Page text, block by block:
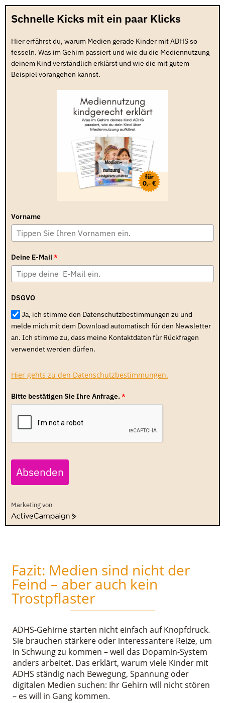
Schnelle Kicks mit ein paar Klicks
Hier erfährst du, warum Medien gerade Kinder mit ADHS so
fesseln. Was im Gehirn passiert und wie du die Mediennutzung
deinem Kind verständlich erklärst und wie die mit gutem
Beispiel vorangehen kannst.
Vorname
Deine E-Mail*
DSGVO
Ja, ich stimme den Datenschutzbestimmungen zu und
melde mich mit dem Download automatisch für den Newsletter
an. Ich stimme zu, dass meine Kontaktdaten für Rückfragen
verwendet werden dürfen.
Hier gehts zu den Datenschutzbestimmungen.
Bitte bestätigen Sie Ihre Anfrage.*
Absenden
Marketing von
ActiveCampaign
Fazit: Medien sind nicht der
Feind – aber auch kein
Trostpflaster
ADHS-Gehirne starten nicht einfach auf Knopfdruck.
Sie brauchen stärkere oder interessantere Reize, um
in Schwung zu kommen – weil das Dopamin-System
anders arbeitet. Das erklärt, warum viele Kinder mit
ADHS ständig nach Bewegung, Spannung oder
digitalen Medien suchen: Ihr Gehirn will nicht stören
– es will in Gang kommen.